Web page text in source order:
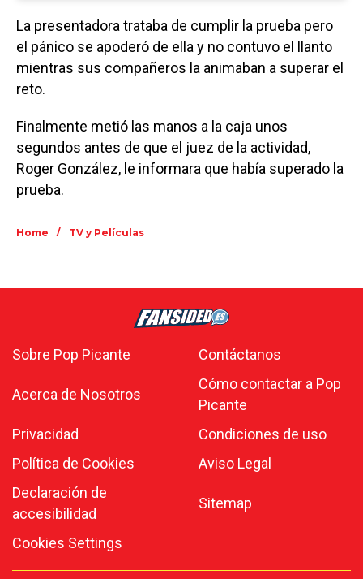
La presentadora trataba de cumplir la prueba pero
el pánico se apoderó de ella y no contuvo el llanto
mientras sus compañeros la animaban a superar el
reto.
Finalmente metió las manos a la caja unos
segundos antes de que el juez de la actividad,
Roger González, le informara que había superado la
prueba.
Home / TV y Películas
Sobre Pop Picante Contáctanos
Acerca de Nosotros
Cómo contactar a Pop
Picante
Privacidad
Condiciones de uso
Política de Cookies
Aviso Legal
Declaración de
accesibilidad
Sitemap
Cookies Settings